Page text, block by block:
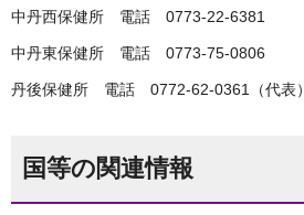
中丹西保健所 電話 0773-22-6381
中丹東保健所 電話 0773-75-0806
丹後保健所 電話 0772-62-0361（代表）
国等の関連情報